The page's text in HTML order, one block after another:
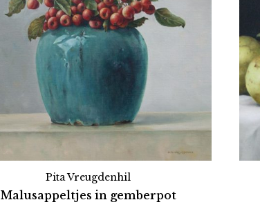
Pita Vreugdenhil
Malusappeltjes in gemberpot